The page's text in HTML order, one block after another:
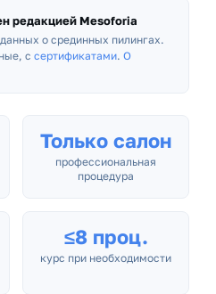
редакцией Mesoforia
о срединных пилингах.
с сертификатами. О
Только салон
профессиональная
процедура
≤8 проц.
курс при необходимости